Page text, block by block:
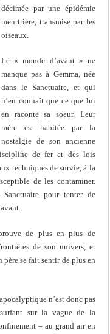
décimée par une épidémie
meurtrière, transmise par les
oiseaux.
Le « monde d’avant » ne
manque pas à Gemma, née
dans le Sanctuaire, et qui
n’en connaît que ce que lui
en raconte sa soeur. Leur
mère est habitée par la
nostalgie de son ancienne
de fer et des lois
techniques de survie, à la
de les contaminer.
pour tenter de
de plus en plus de
de son univers, et
père se fait sentir de plus en
n’est donc pas
sur la vague de la
– au grand air en